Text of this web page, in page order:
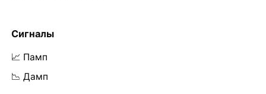
Сигналы
📈 Памп
📉 Дамп